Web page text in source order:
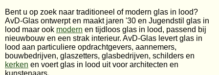
Bent u op zoek naar traditioneel of modern glas in lood?
AvD-Glas ontwerpt en maakt jaren '30 en Jugendstil glas in
lood maar ook modern en tijdloos glas in lood, passend bij
nieuwbouw en een strak interieur. AvD-Glas levert glas in
lood aan particuliere opdrachtgevers, aannemers,
bouwbedrijven, glaszetters, glasbedrijven, schilders en
kerken en voert glas in lood uit voor architecten en
kunstenaars.